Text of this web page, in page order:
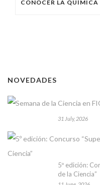
NOVEDADES
31 July, 2026
5º edición:
de la Ciencia”